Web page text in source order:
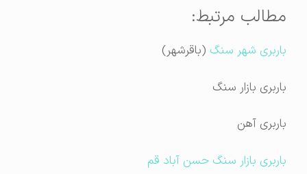
مطالب مرتبط:
باربری شهر سنگ(باقرشهر)
باربری بازار سنگ
باربری آهن
باربری بازار سنگ حسن آباد قم